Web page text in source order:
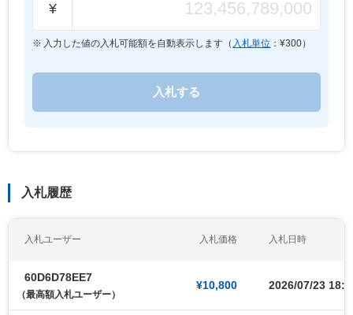
¥
入力した値の入札可能額を自動表示します（ 入札単位 ：¥300）
入札履歴
入札ユーザー 入札価格 入札日時
60D6D78EE7
（最高額入札ユーザー）
¥10,800 2026/07/23